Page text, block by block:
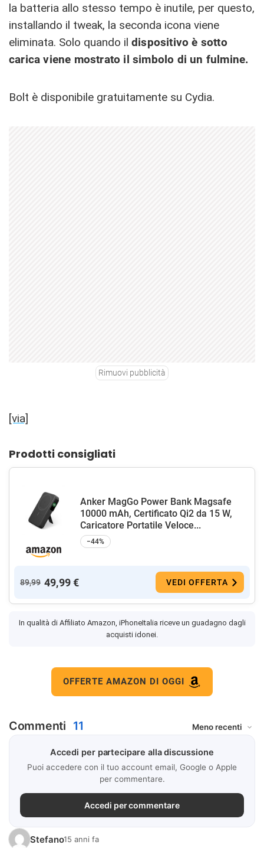
la batteria allo stesso tempo è inutile, per questo,
installando il tweak, la seconda icona viene
eliminata. Solo quando il dispositivo è sotto
carica viene mostrato il simbolo di un fulmine.
Bolt è disponibile gratuitamente su Cydia.
Rimuovi pubblicità
[via]
Prodotti consigliati
Anker MagGo Power Bank Magsafe
10000 mAh, Certificato Qi2 da 15 W,
Caricatore Portatile Veloce...
−44%
89,99 49,99 € VEDI OFFERTA
In qualità di Affiliato Amazon, iPhoneItalia riceve un guadagno dagli
acquisti idonei.
OFFERTE AMAZON DI OGGI
Commenti 11
Accedi per partecipare alla discussione
Puoi accedere con il tuo account email, Google o Apple
per commentare.
Accedi per commentare
Stefano15 anni fa